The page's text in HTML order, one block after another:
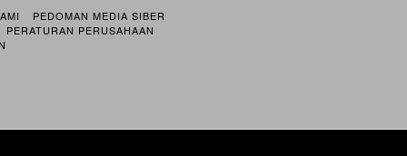
PEDOMAN MEDIA SIBER
PERATURAN PERUSAHAAN